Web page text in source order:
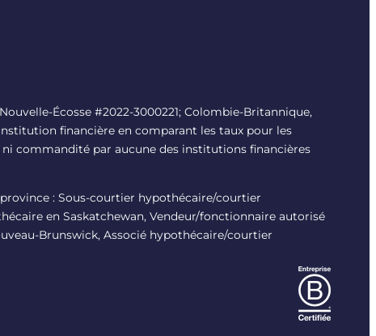
Écosse #2022-3000221; Colombie-Britannique,
financière en comparant les taux pour les
ni commandité par aucune des institutions financières
: Sous-courtier hypothécaire/courtier
en Saskatchewan, Vendeur/fonctionnaire autorisé
Brunswick, Associé hypothécaire/courtier